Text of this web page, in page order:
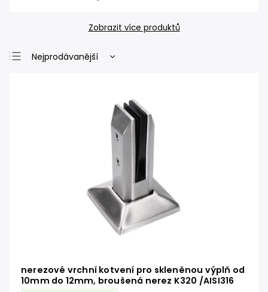
Zobrazit více produktů
Nejprodávanější
nerezové vrchní kotvení pro skleněnou výplň od
10mm do 12mm, broušená nerez K320 /AISI316